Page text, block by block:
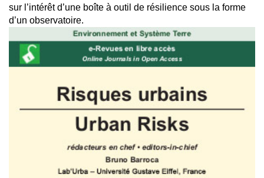
sur l’intérêt d’une boîte à outil de résilience sous la forme
d’un observatoire.